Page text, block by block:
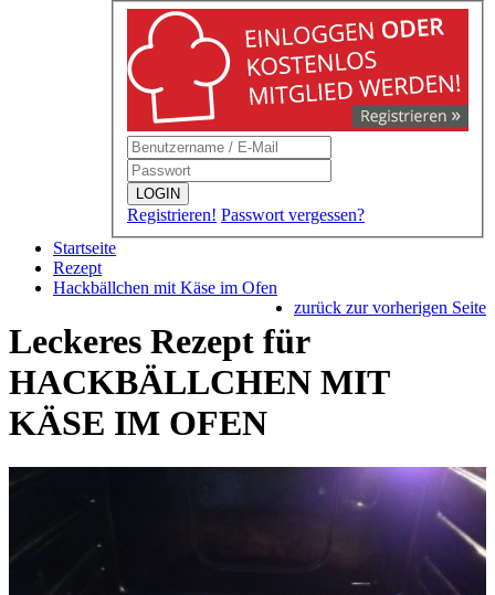
LOGIN
Registrieren! Passwort vergessen?
Startseite
Rezept
Hackbällchen mit Käse im Ofen
zurück zur vorherigen Seite
Leckeres Rezept für
HACKBÄLLCHEN MIT
KÄSE IM OFEN